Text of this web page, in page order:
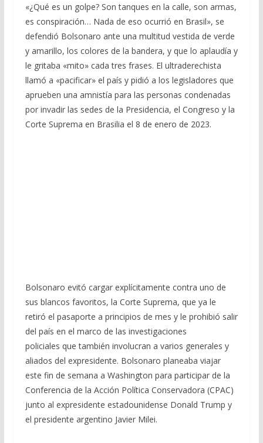
«¿Qué es un golpe? Son tanques en la calle, son armas,
es conspiración… Nada de eso ocurrió en Brasil», se
defendió Bolsonaro ante una multitud vestida de verde
y amarillo, los colores de la bandera, y que lo aplaudía y
le gritaba «mito» cada tres frases. El ultraderechista
llamó a «pacificar» el país y pidió a los legisladores que
aprueben una amnistía para las personas condenadas
por invadir las sedes de la Presidencia, el Congreso y la
Corte Suprema en Brasilia el 8 de enero de 2023.
Bolsonaro evitó cargar explícitamente contra uno de
sus blancos favoritos, la Corte Suprema, que ya le
retiró el pasaporte a principios de mes y le prohibió salir
del país en el marco de las investigaciones
policiales que también involucran a varios generales y
aliados del expresidente. Bolsonaro planeaba viajar
este fin de semana a Washington para participar de la
Conferencia de la Acción Política Conservadora (CPAC)
junto al expresidente estadounidense Donald Trump y
el presidente argentino Javier Milei.